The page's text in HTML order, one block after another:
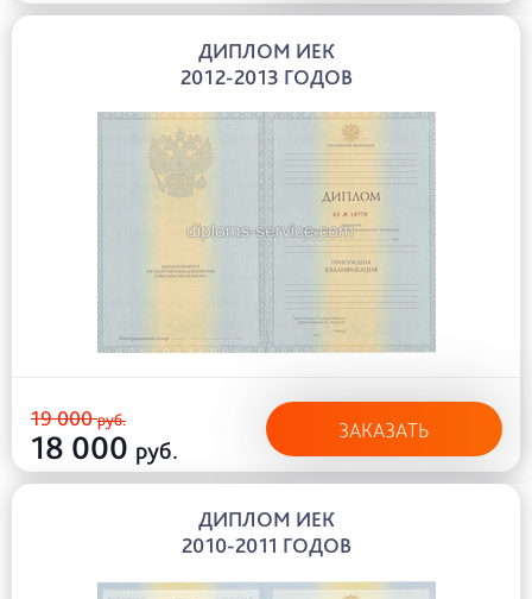
ДИПЛОМ ИЕК
2012-2013 ГОДОВ
19 000руб.
18 000 руб.
ЗАКАЗАТЬ
ДИПЛОМ ИЕК
2010-2011 ГОДОВ